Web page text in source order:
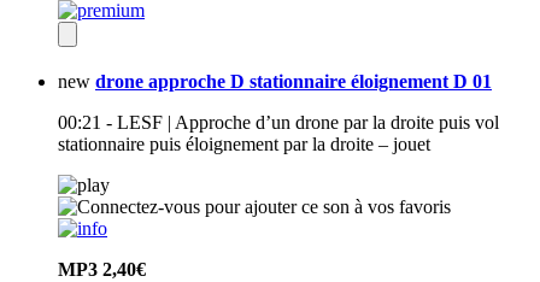
new drone approche D stationnaire éloignement D 01
00:21 - LESF | Approche d’un drone par la droite puis vol
stationnaire puis éloignement par la droite – jouet
MP3 2,40€